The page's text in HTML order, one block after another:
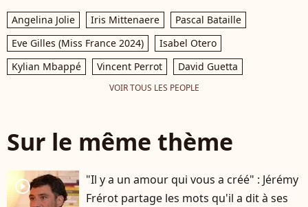
Angelina Jolie Iris Mittenaere
Pascal Bataille
Eve Gilles (Miss France 2024)
Isabel Otero
Kylian Mbappé
Vincent Perrot David Guetta
VOIR TOUS LES PEOPLE
Sur le même thème
player2
"Il y a un amour qui vous a créé" : Jérémy
Frérot partage les mots qu'il a dit à ses